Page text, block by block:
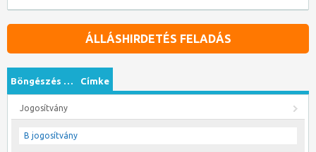
ÁLLÁSHIRDETÉS FELADÁS
Böngészés … Címke
Jogosítvány
B jogosítvány